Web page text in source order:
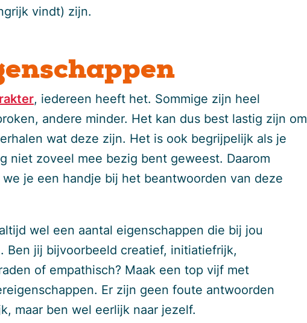
vindt) zijn.
, iedereen heeft het. Sommige zijn heel
andere minder. Het kan dus best lastig zijn om
wat deze zijn. Het is ook begrijpelijk als je
niet zoveel mee bezig bent geweest. Daarom
je een handje bij het beantwoorden van deze
wel een aantal eigenschappen die bij jou
Ben jij bijvoorbeeld creatief, initiatiefrijk,
of empathisch? Maak een top vijf met
Er zijn geen foute antwoorden
maar ben wel eerlijk naar jezelf.